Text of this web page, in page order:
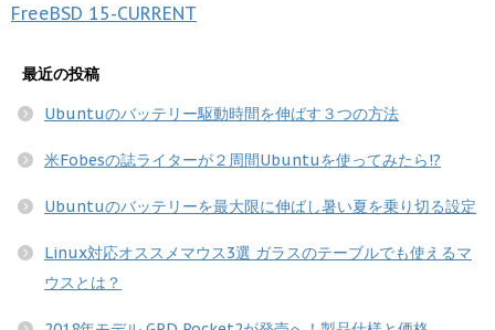
FreeBSD 15-CURRENT
最近の投稿
Ubuntuのバッテリー駆動時間を伸ばす３つの方法
米Fobesの誌ライターが２周間Ubuntuを使ってみたら!?
Ubuntuのバッテリーを最大限に伸ばし暑い夏を乗り切る設定
Linux対応オススメマウス3選 ガラスのテーブルでも使えるマ
ウスとは？